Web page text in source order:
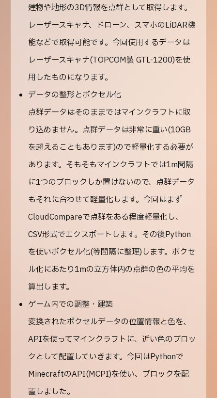
建物や地形の3D情報を点群として取得します。
レーザースキャナ、ドローン、スマホのLiDAR機
能などで取得可能です。今回使用するデータは
レーザースキャナ(TOPCOM製 GTL-1200)を使
用したものになります。
データの整形とボクセル化
点群データはそのままではマインクラフトに取
り込めません。点群データは非常に重い(10GB
を超えることもあります)ので軽量化する必要が
あります。そもそもマインクラフトでは1m間隔
に1つのブロックしか置けないので、点群データ
もそれに合わせて軽量化します。今回はまず
CloudCompareで点群をある程度軽量化し、
CSV形式でエクスポートします。その後Python
を使いボクセル化(等間隔に整理)します。ボクセ
ル化にあたり1mの立方体内の点群の色の平均を
算出します。
ゲーム内での調整・建築
変換されたボクセルデータの位置情報と色を、
APIを使ってマインクラフトに、近い色のブロッ
クとして配置していきます。今回はPythonで
MinecraftのAPI(MCPI)を使い、ブロックを配
置しました。